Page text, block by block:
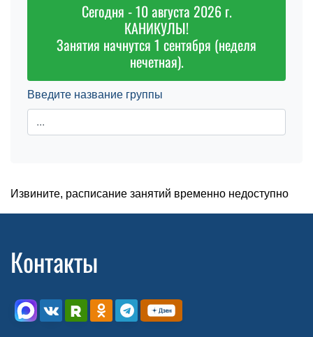
Сегодня - 10 августа 2026 г.
КАНИКУЛЫ!
Занятия начнутся 1 сентября (неделя
нечетная).
Введите название группы
Извините, расписание занятий временно недоступно
Контакты